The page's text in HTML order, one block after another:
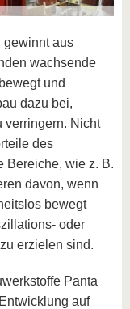
Gründen
BTU
Innovative
Transferprojekte
Lernen
Sie uns
kennen
Sport &
BTU &
Region
gewinnt aus
wachsende
und
dazu bei,
verringern. Nicht
des
Bereiche, wie z. B.
davon, wenn
bewegt
oder
erzielen sind.
Panta
auf